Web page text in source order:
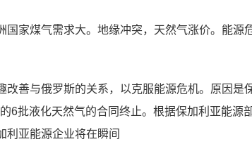
家煤气需求大。地缘冲突，天然气涨价。能源
善与俄罗斯的关系，以克服能源危机。原因是
6批液化天然气的合同终止。根据保加利亚能源
利亚能源企业将在瞬间